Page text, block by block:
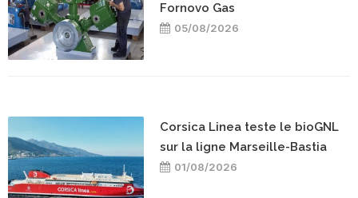
Fornovo Gas
05/08/2026
Corsica Linea teste le bioGNL
sur la ligne Marseille-Bastia
01/08/2026